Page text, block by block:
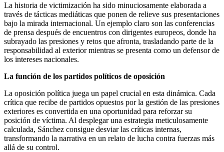
La historia de victimización ha sido minuciosamente elaborada a
través de tácticas mediáticas que ponen de relieve sus presentaciones
bajo la mirada internacional. Un ejemplo claro son las conferencias
de prensa después de encuentros con dirigentes europeos, donde ha
subrayado las presiones y retos que afronta, trasladando parte de la
responsabilidad al exterior mientras se presenta como un defensor de
los intereses nacionales.
La función de los partidos políticos de oposición
La oposición política juega un papel crucial en esta dinámica. Cada
crítica que recibe de partidos opuestos por la gestión de las presiones
exteriores es convertida en una oportunidad para reforzar su
posición de víctima. Al desplegar una estrategia meticulosamente
calculada, Sánchez consigue desviar las críticas internas,
transformando la narrativa en un relato de lucha contra fuerzas más
allá de su control.